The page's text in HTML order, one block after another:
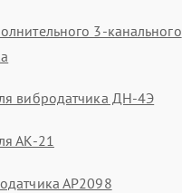
3-канального
вибродатчика ДН-4Э
АК-21
АР2098